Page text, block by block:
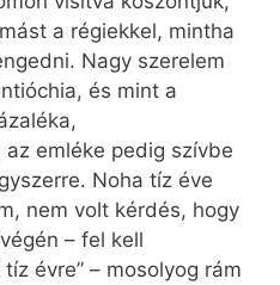
a régiekkel, mintha
Nagy szerelem
és mint a
emléke pedig szívbe
Noha tíz éve
nem volt kérdés, hogy
– fel kell
évre” – mosolyog rám